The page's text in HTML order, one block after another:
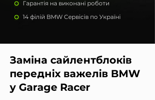
Гарантія на виконані роботи
14 філій BMW Сервісів по Україні
Заміна сайлентблоків
передніх важелів BMW
у Garage Racer